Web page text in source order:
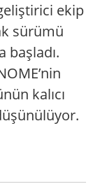
ekip
sürümü
başladı.
kalıcı